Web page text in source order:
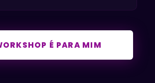
É PARA MIM